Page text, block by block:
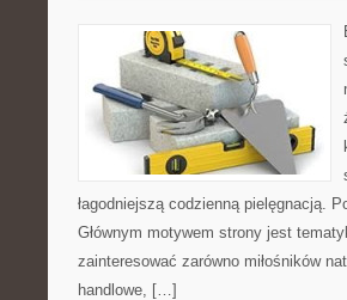
łagodniejszą codzienną pielęgnacją.
Głównym motywem strony jest
zainteresować zarówno miłośników
handlowe, […]